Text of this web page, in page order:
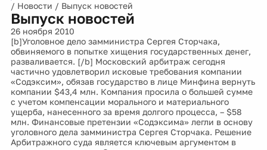
/ Новости / Выпуск новостей
Выпуск новостей
26 ноября 2010
[b]Уголовное дело замминистра Сергея Сторчака,
обвиняемого в попытке хищения государственных денег,
разваливается. [/b] Московский арбитраж сегодня
частично удовлетворил исковые требования компании
«Содэксим», обязав государство в лице Минфина вернуть
компании $43,4 млн. Компания просила о большей сумме
с учетом компенсации морального и материального
ущерба, нанесенного за время долгого процесса, – $58
млн. Финансовые претензии «Содэксима» легли в основу
уголовного дела замминистра Сергея Сторчака. Решение
Арбитражного суда является ключевым аргументом в